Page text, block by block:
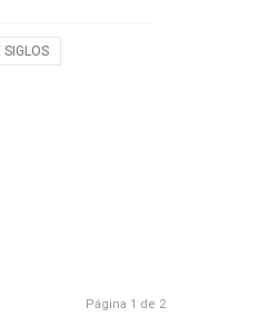
SIGLOS
Página 1 de 2